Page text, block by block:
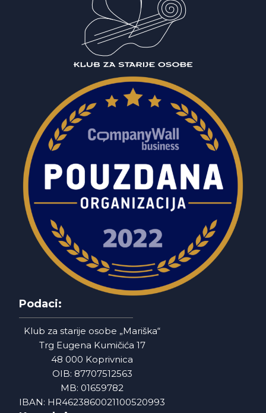
Podaci:
Klub za starije osobe „Mariška“
Trg Eugena Kumičića 17
48 000 Koprivnica
OIB: 87707512563
MB: 01659782
IBAN: HR4623860021100520993